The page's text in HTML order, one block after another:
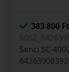
383 800 Ft
Senci SC-